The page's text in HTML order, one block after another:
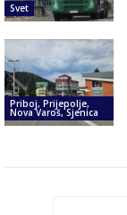
Svet
Priboj, Prijepolje,
Nova Varoš, Sjenica